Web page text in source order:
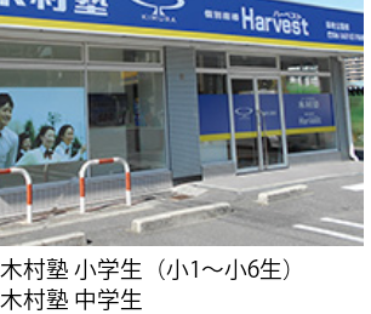
木村塾 小学生（小1～小6生）
木村塾 中学生